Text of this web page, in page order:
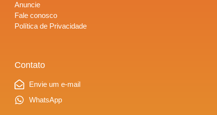
Anuncie
Fale conosco
Política de Privacidade
Contato
Envie um e-mail
WhatsApp